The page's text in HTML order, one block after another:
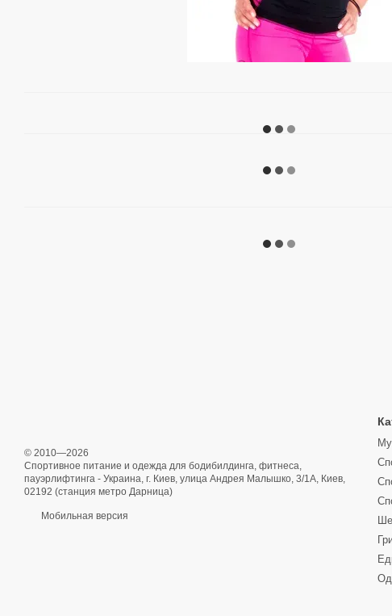
© 2010—2026
Спортивное питание и одежда для бодибилдинга, фитнеса,
пауэрлифтинга - Украина, г. Киев, улица Андрея Малышко, 3/1А, Киев,
02192 (станция метро Дарница)
Мобильная версия